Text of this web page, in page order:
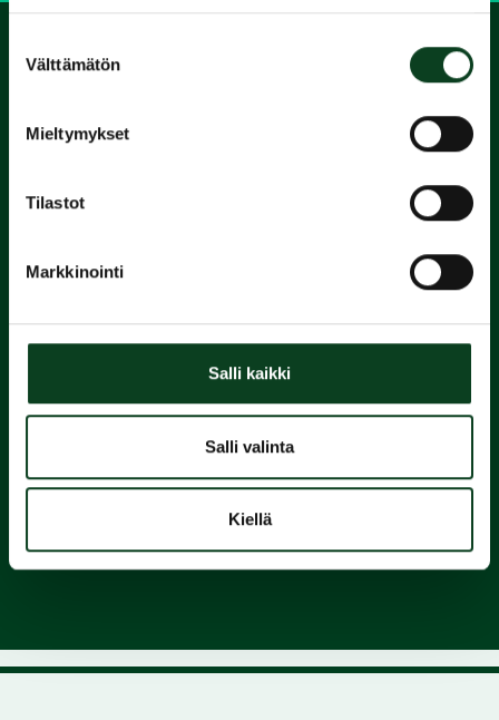
valinta
Välttämätön
Mieltymykset
Tilastot
Markkinointi
Salli kaikki
Salli valinta
Kiellä
Varaa
alkeiskurssi
2.
Suorita
3.
Liity
seuraan ja nauti pelaamisesta